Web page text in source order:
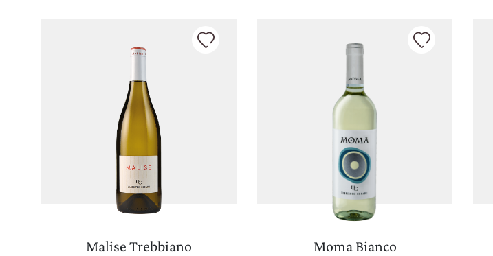
CONTACTS
Malise Trebbiano Moma Bianco